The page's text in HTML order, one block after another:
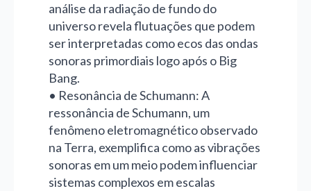
análise da radiação de fundo do
universo revela flutuações que podem
ser interpretadas como ecos das ondas
sonoras primordiais logo após o Big
Bang.
• Resonância de Schumann: A
ressonância de Schumann, um
fenômeno eletromagnético observado
na Terra, exemplifica como as vibrações
sonoras em um meio podem influenciar
sistemas complexos em escalas